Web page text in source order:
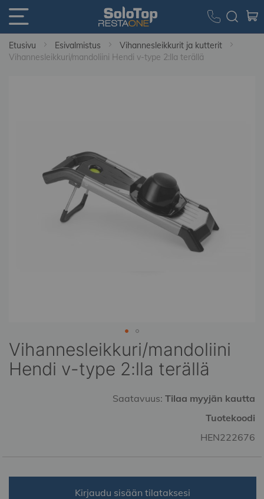
Etusivu Esivalmistus
Vihannesleikkurit ja kutterit
Vihannesleikkuri/mandoliini Hendi v-type 2:lla terällä
Vihannesleikkuri/mandoliini
Hendi v-type 2:lla terällä
Saatavuus: Tilaa myyjän kautta
Tuotekoodi
HEN222676
Kirjaudu sisään tilataksesi
Skip
to
the